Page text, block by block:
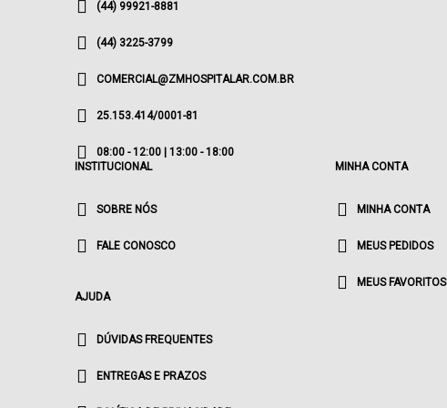
(44) 99921-8881
(44) 3225-3799
COMERCIAL@ZMHOSPITALAR.COM.BR
25.153.414/0001-81
08:00 - 12:00 | 13:00 - 18:00
INSTITUCIONAL
SOBRE NÓS
FALE CONOSCO
MINHA CONTA
MINHA CONTA
MEUS PEDIDOS
MEUS FAVORITOS
AJUDA
DÚVIDAS FREQUENTES
ENTREGAS E PRAZOS